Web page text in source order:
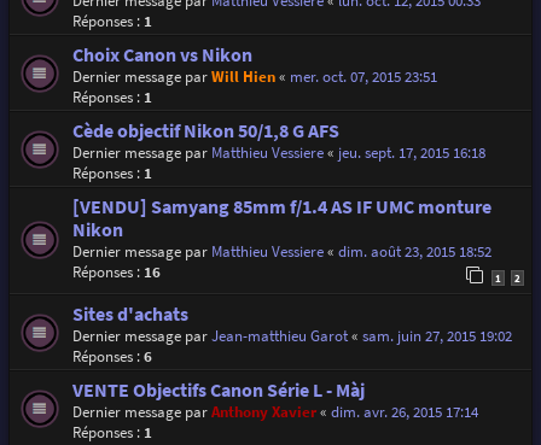
Réponses : 1
Choix Canon vs Nikon
Dernier message parWill Hien« mer. oct. 07, 2015 23:51
Réponses : 1
Cède objectif Nikon 50/1,8 G AFS
Dernier message par Matthieu Vessiere« jeu. sept. 17, 2015 16:18
Réponses : 1
[VENDU] Samyang 85mm f/1.4 AS IF UMC monture
Nikon
Dernier message par Matthieu Vessiere« dim. août 23, 2015 18:52
Réponses : 16 1 2
Sites d'achats
Dernier message parJean-matthieu Garot« sam. juin 27, 2015 19:02
Réponses :6
VENTE Objectifs Canon Série L - Màj
Dernier message parAnthony Xavier« dim. avr. 26, 2015 17:14
Réponses : 1